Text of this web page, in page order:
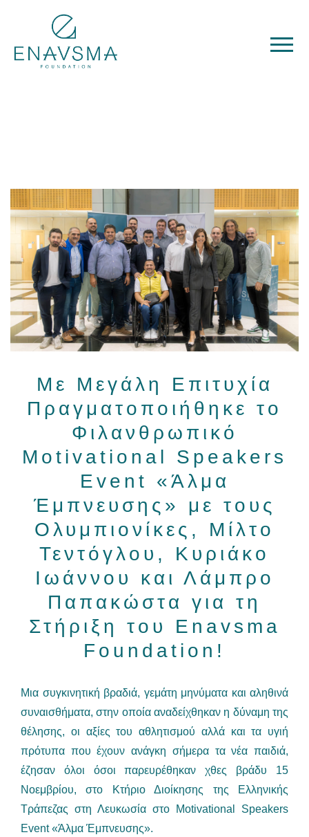
Με Μεγάλη Επιτυχία
Πραγματοποιήθηκε το
Φιλανθρωπικό
Μotivational Speakers
Event «Άλμα
Έμπνευσης» με τους
Ολυμπιονίκες, Μίλτο
Τεντόγλου, Κυριάκο
Ιωάννου και Λάμπρο
Παπακώστα για τη
Στήριξη του Enavsma
Foundation!
Μια συγκινητική βραδιά, γεμάτη μηνύματα και αληθινά
συναισθήματα, στην οποία αναδείχθηκαν η δύναμη της
θέλησης, οι αξίες του αθλητισμού αλλά και τα υγιή
πρότυπα που έχουν ανάγκη σήμερα τα νέα παιδιά,
έζησαν όλοι όσοι παρευρέθηκαν χθες βράδυ 15
Νοεμβρίου, στο Κτήριο Διοίκησης της Ελληνικής
Τράπεζας στη Λευκωσία στο Motivational Speakers
Event «Άλμα Έμπνευσης».